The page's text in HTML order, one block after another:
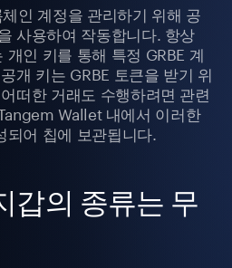
인 계정을 관리하기 위해 공
사용하여 작동합니다. 항상
인 키를 통해 특정 GRBE 계
개 키는 GRBE 토큰을 받기 위
떠한 거래도 수행하려면 관련
Wallet 내에서 이러한
되어 칩에 보관됩니다.
갑의 종류는 무